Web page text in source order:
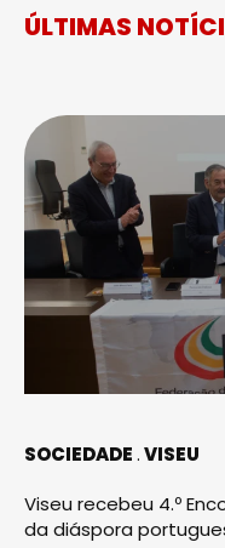
ÚLTIMAS
SOCIEDADE VISEU
Viseu recebeu 4.º
da diáspora